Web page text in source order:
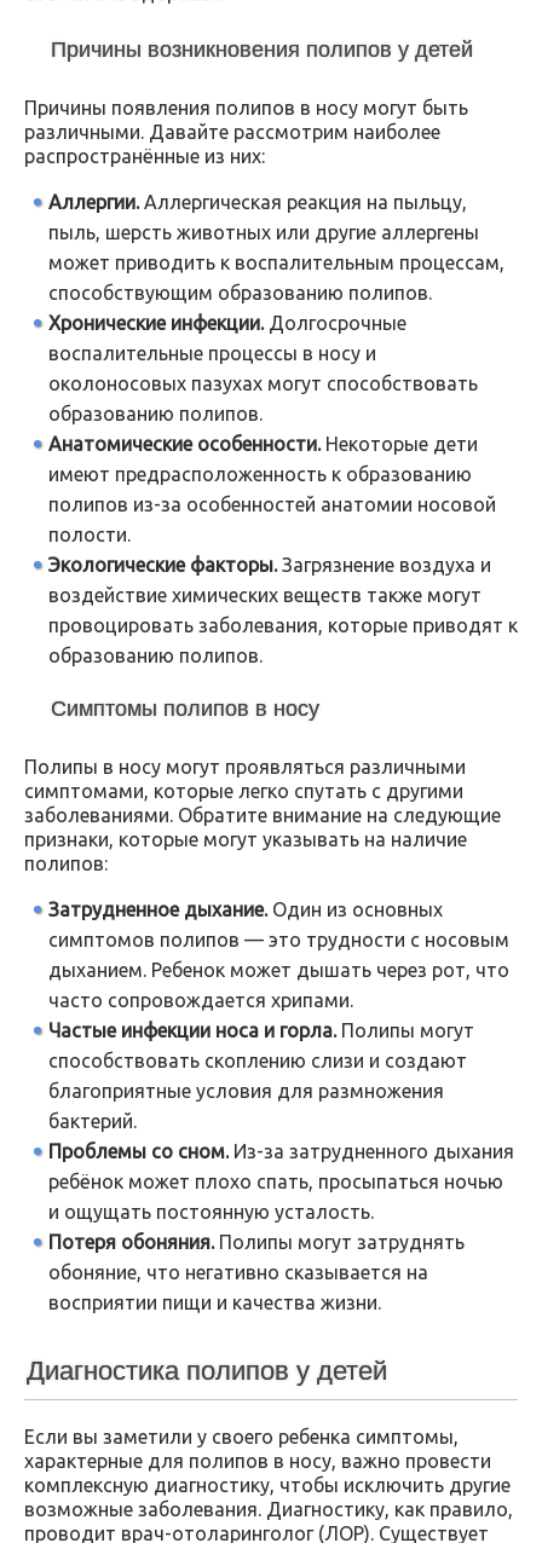
Причины возникновения полипов у детей
Причины появления полипов в носу могут быть
различными. Давайте рассмотрим наиболее
распространённые из них:
Аллергии.Аллергическая реакция на пыльцу,
пыль, шерсть животных или другие аллергены
может приводить к воспалительным процессам,
способствующим образованию полипов.
Хронические инфекции.Долгосрочные
воспалительные процессы в носу и
околоносовых пазухах могут способствовать
образованию полипов.
Анатомические особенности.Некоторые дети
имеют предрасположенность к образованию
полипов из-за особенностей анатомии носовой
полости.
Экологические факторы.Загрязнение воздуха и
воздействие химических веществ также могут
провоцировать заболевания, которые приводят к
образованию полипов.
Симптомы полипов в носу
Полипы в носу могут проявляться различными
симптомами, которые легко спутать с другими
заболеваниями. Обратите внимание на следующие
признаки, которые могут указывать на наличие
полипов:
Затрудненное дыхание.Один из основных
симптомов полипов — это трудности с носовым
дыханием. Ребенок может дышать через рот, что
часто сопровождается хрипами.
Частые инфекции носа и горла.Полипы могут
способствовать скоплению слизи и создают
благоприятные условия для размножения
бактерий.
Проблемы со сном.Из-за затрудненного дыхания
ребёнок может плохо спать, просыпаться ночью
и ощущать постоянную усталость.
Потеря обоняния.Полипы могут затруднять
обоняние, что негативно сказывается на
восприятии пищи и качества жизни.
Диагностика полипов у детей
Если вы заметили у своего ребенка симптомы,
характерные для полипов в носу, важно провести
комплексную диагностику, чтобы исключить другие
возможные заболевания. Диагностику, как правило,
проводит врач-отоларинголог (ЛОР). Существует